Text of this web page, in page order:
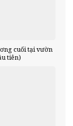
cuối tại vườn
tiên)